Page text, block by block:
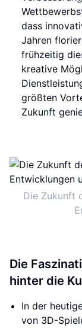
dass
Jahren
frühzeitig
kreative
größten
Zukunft
Die Zukunft
Die
hinter die
In der
von 3D-